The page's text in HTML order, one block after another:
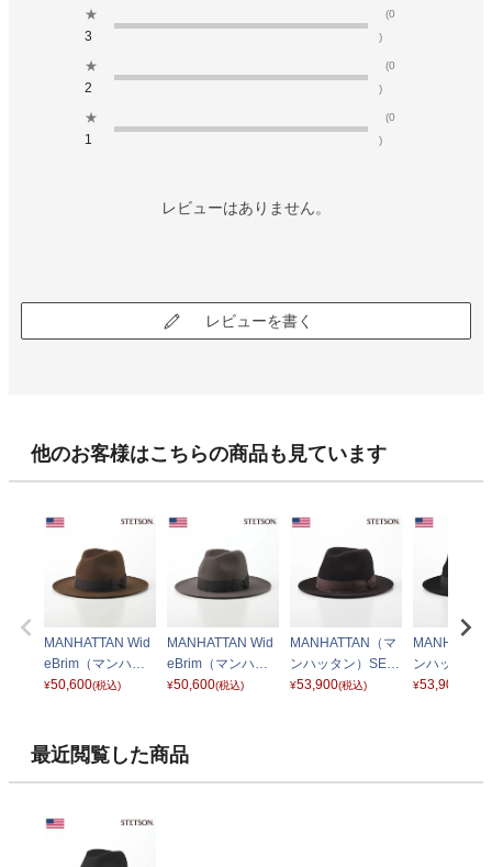
★
3
(0
)
★
2
(0
)
★
1
(0
)
レビューはありません。
レビューを書く
他のお客様はこちらの商品も見ています
MANHATTAN Wid
eBrim（マンハッ
タン ワイドブリ
¥50,600(税込)
MANHATTAN Wid
eBrim（マンハッ
タン ワイドブリ
¥50,600(税込)
MANHATTAN（マ
ンハッタン）SE62
1 ブラウン
¥53,900(税込)
ンハッタン
1 ブラック
¥53,900
最近閲覧した商品